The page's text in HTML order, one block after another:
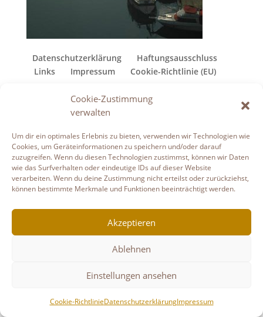
Cookie-Zustimmung
verwalten
Um dir ein optimales Erlebnis zu bieten, verwenden wir Technologien wie
Cookies, um Geräteinformationen zu speichern und/oder darauf
zuzugreifen. Wenn du diesen Technologien zustimmst, können wir Daten
wie das Surfverhalten oder eindeutige IDs auf dieser Website
verarbeiten. Wenn du deine Zustimmung nicht erteilst oder zurückziehst,
können bestimmte Merkmale und Funktionen beeinträchtigt werden.
Akzeptieren
Ablehnen
Einstellungen ansehen
Cookie-RichtlinieDatenschutzerklärungImpressum
Datenschutzerklärung
Haftungsausschluss
Links
Impressum
Cookie-Richtlinie (EU)
Copyright © Gudruns Bilderhaus